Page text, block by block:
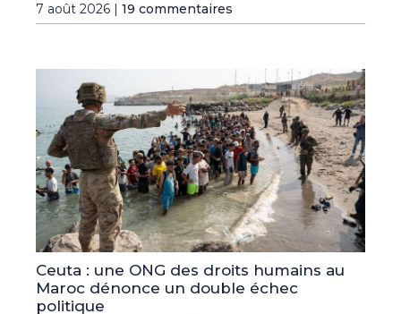
7 août 2026 | 19 commentaires
Ceuta : une ONG des droits humains au
Maroc dénonce un double échec
politique